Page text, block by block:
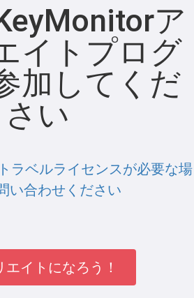
ア
イトプログ
加してくだ
さい
ラベルライセンスが必要な場
い合わせください
エイトになろう！